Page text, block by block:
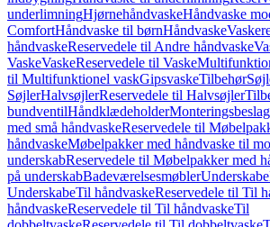
underlimningHjørnehåndvaskeHåndvaske
ComfortHåndvaske til børnHåndvaske
håndvaskeReservedele til Andre håndvaske
VaskeVaskeReservedele til Vaske
til Multifunktionel vaskGipsvaskeTilbehør
SøjlerHalvsøjlerReservedele til Halvsøjler
bundventilHåndklædeholderMonteringsbeslag
med små håndvaskeReservedele til
håndvaskeMøbelpakker med håndvaske til
underskabReservedele til Møbelpakker med
på underskabBadeværelsesmøblerUnderskabe
UnderskabeTil håndvaskeReservedele til Til
håndvaskeReservedele til Til håndvaskeTil